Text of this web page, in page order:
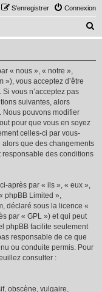
Connexion
S’enregistrer
e
« nous », « notre »,
»), vous acceptez d’être
vous n’acceptez pas
suivantes, alors
Nous pouvons modifier
pour que vous en soyez
celles-ci par vous-
alors que des changements
responsable des conditions
après par « ils », « eux »,
phpBB Limited »,
déclaré sous la licence «
par « GPL ») et qui peut
phpBB facilite seulement
responsable de ce que
ou conduite permis. Pour
consulter :
obscène, vulgaire,